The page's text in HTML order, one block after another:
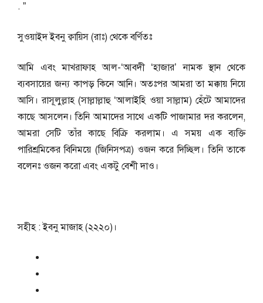
‏”‏ ‏.‏
সুওয়াইদ ইবনু ক্বায়িস (রাঃ) থেকে বর্ণিতঃ
আমি এবং মাখরাফাহ আল-‘আবদী ‘হাজার’ নামক স্থান থেকে
ব্যবসায়ের জন্য কাপড় কিনে আনি। অতঃপর আমরা তা মক্কায় নিয়ে
আসি। রাসূলুল্লাহ (সাল্লাল্লাহু ‘আলাইহি ওয়া সাল্লাম) হেঁটে আমাদের
কাছে আসলেন। তিনি আমাদের সাথে একটি পাজামার দর করলেন,
আমরা সেটি তাঁর কাছে বিক্রি করলাম। এ সময় এক ব্যক্তি
পারিশ্রমিকের বিনিময়ে (জিনিসপত্র) ওজন করে দিচ্ছিল। তিনি তাকে
বলেনঃ ওজন করো এবং একটু বেশী দাও।
সহীহ : ইবনু মাজাহ (২২২০)।